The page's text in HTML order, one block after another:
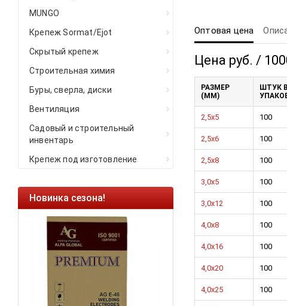
MUNGO
Крепеж Sormat/Ejot
Скрытый крепеж
Строительная химия
Буры, сверла, диски
Вентиляция
Садовый и строительный
инвентарь
Крепеж под изготовление
Новинка сезона! Ликвидация
Саморезы кровельные
HARPOON EURO
Ликвидация складских
остатков по ценам 2020
Оптовая цена
Цена руб. /
РАЗМЕР
(ММ)
ШТУК В
2,5х5 100
2,5х6 100
2,5х8 100
3,0х5 100
3,0х12 100
4,0х8 100
4,0х16 100
4,0х20 100
4,0х25 100